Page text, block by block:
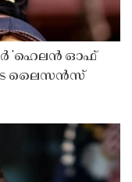
'ഹെലൻ ഓഫ്
ലൈസൻസ്